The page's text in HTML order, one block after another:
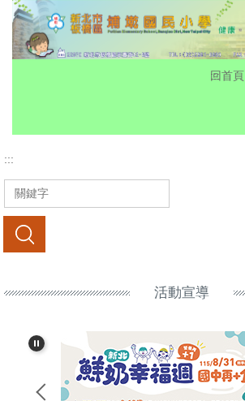
跳
到
主
要
:::
回首頁
:::
搜尋
活動宣導